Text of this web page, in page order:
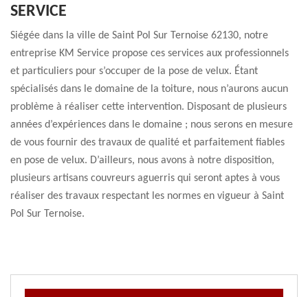
SERVICE
Siégée dans la ville de Saint Pol Sur Ternoise 62130, notre
entreprise KM Service propose ces services aux professionnels
et particuliers pour s’occuper de la pose de velux. Étant
spécialisés dans le domaine de la toiture, nous n’aurons aucun
problème à réaliser cette intervention. Disposant de plusieurs
années d’expériences dans le domaine ; nous serons en mesure
de vous fournir des travaux de qualité et parfaitement fiables
en pose de velux. D’ailleurs, nous avons à notre disposition,
plusieurs artisans couvreurs aguerris qui seront aptes à vous
réaliser des travaux respectant les normes en vigueur à Saint
Pol Sur Ternoise.